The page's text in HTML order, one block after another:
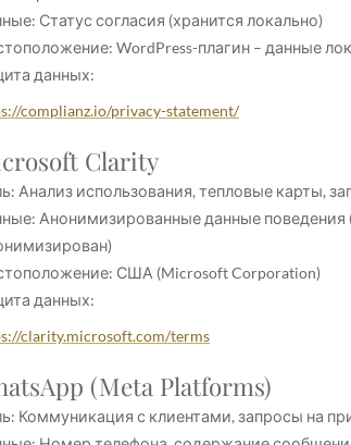
Статус согласия (хранится локально)
WordPress-плагин – данные
данных:
complianz.io/privacy-statement/
Clarity
Анализ использования, тепловые карты,
Анонимизированные данные
США (Microsoft Corporation)
данных:
clarity.microsoft.com/terms
(Meta Platforms)
Коммуникация с клиентами, запросы на